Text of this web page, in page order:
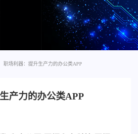
职场利器：提升生产力的办公类APP
产力的办公类APP